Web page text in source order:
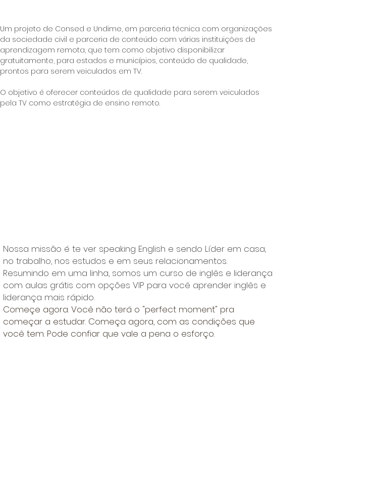
Um projeto de Consed e Undime, em parceria técnica com organizações
da sociedade civil e parceria de conteúdo com várias instituições de
aprendizagem remota, que tem como objetivo disponibilizar
gratuitamente, para estados e municípios, conteúdo de qualidade,
prontos para serem veiculados em TV.
O objetivo é oferecer conteúdos de qualidade para serem veiculados
pela TV como estratégia de ensino remoto.
Nossa missão é te ver speaking English e sendo Líder em casa,
no trabalho, nos estudos e em seus relacionamentos.
Resumindo em uma linha, somos um curso de inglês e liderança
com aulas grátis com opções VIP para você aprender inglês e
liderança mais rápido.
Começe agora. Você não terá o "perfect moment" pra
começar a estudar. Começa agora, com as condições que
você tem. Pode confiar que vale a pena o esforço.